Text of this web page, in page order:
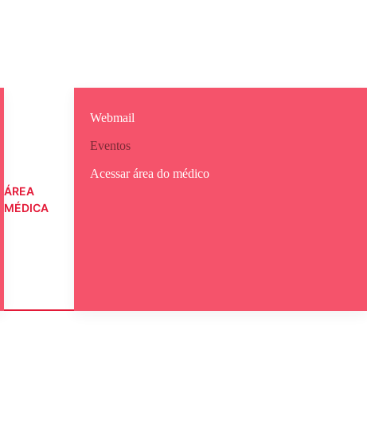
ÁREA
MÉDICA
Webmail
Eventos
Acessar área do médico